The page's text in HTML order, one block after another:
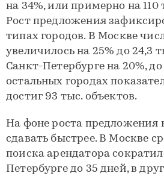
на 34%, или примерно на 110
Рост предложения
типах городов. В Москве
увеличилось на 25% до 24,3
Санкт-Петербурге на 20%, до
остальных городах
достиг 93 тыс. объектов.
На фоне роста предложения
сдавать быстрее. В Москве
поиска арендатора
Петербурге до 35 дней, в